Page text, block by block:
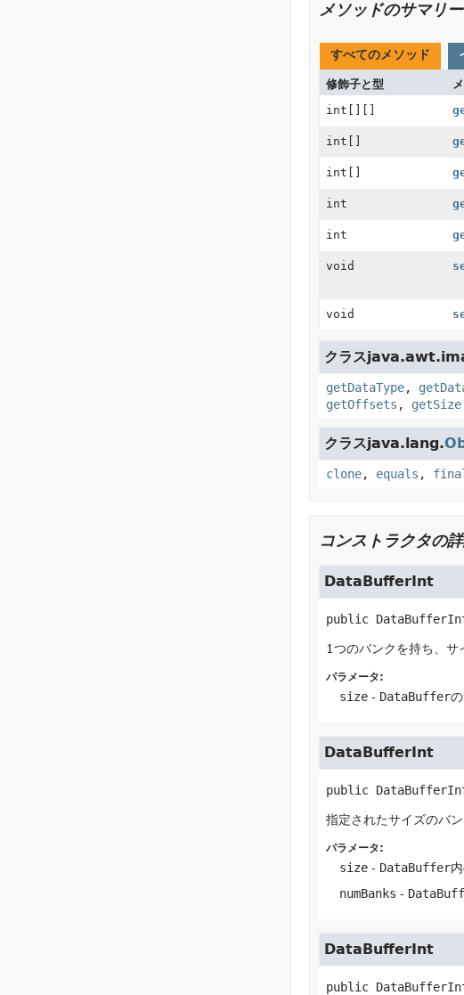
メソッドのサマリー
すべてのメソッド
修飾子と型
int[][]
int[]
int[]
int
int
void
void
クラス
getDataType,
getOffsets , getSize
クラスjava.lang.
clone, equals ,
コンストラクタの
DataBufferInt
public
1つのバンクを持ち、
パラメータ:
size- DataBufferの
DataBufferInt
public
指定されたサイズのバ
パラメータ:
size- DataBuffer
numBanks -
DataBufferInt
public